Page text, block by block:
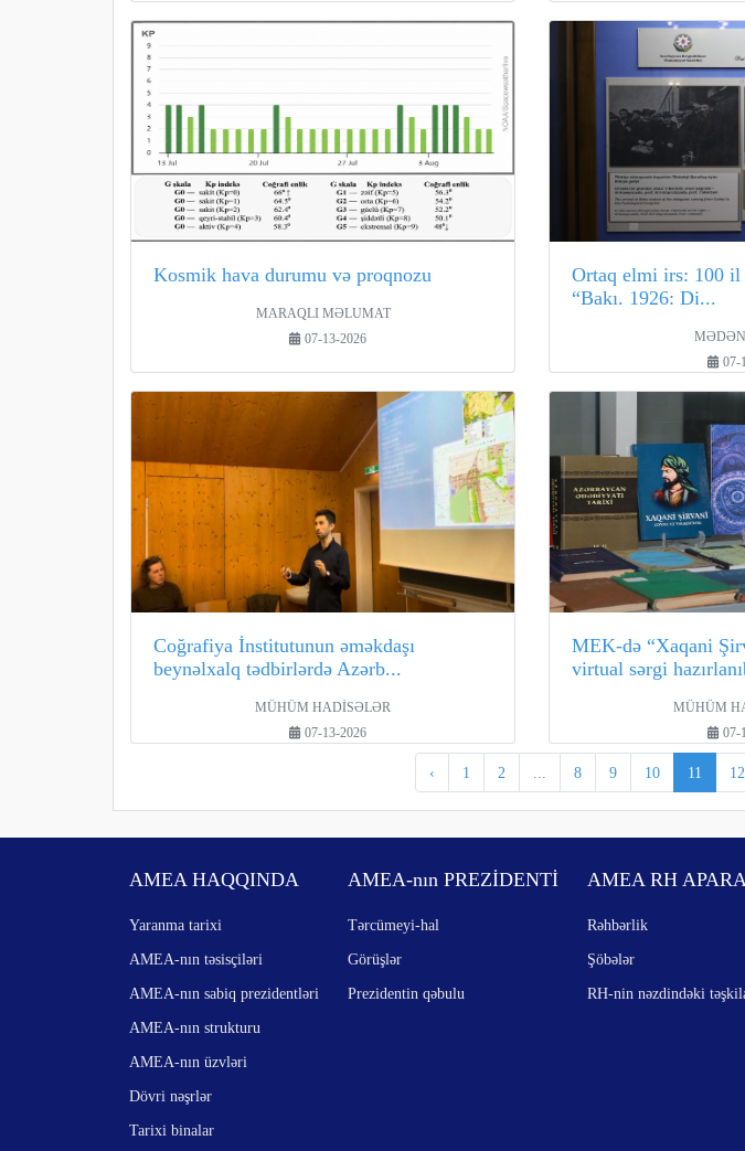
Kosmik hava durumu və proqnozu
MARAQLI MƏLUMAT
07-13-2026
Ortaq elmi irs: 100 il
“Bakı. 1926: Di...
07-
Coğrafiya İnstitutunun əməkdaşı
beynəlxalq tədbirlərdə Azərb...
MÜHÜM HADİSƏLƏR
07-13-2026
MEK-də “Xaqani
virtual sərgi
MÜHÜM
07-
‹ 1 2 8 9 10 11 12
AMEA HAQQINDA
Yaranma tarixi
AMEA-nın təsisçiləri
AMEA-nın sabiq prezidentləri
AMEA-nın strukturu
AMEA-nın üzvləri
Dövri nəşrlər
Tarixi binalar
AMEA-nın PREZİDENTİ
Tərcümeyi-hal
Görüşlər
Prezidentin qəbulu
AMEA RH
Rəhbərlik
Şöbələr
RH-nin nəzdindəki